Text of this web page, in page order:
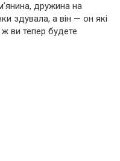
дружина на
здувала, а він — он які
ви тепер будете